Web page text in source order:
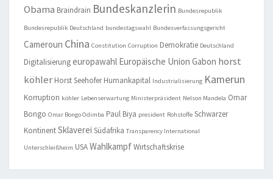
Obama Braindrain Bundeskanzlerin Bundesrepublik
Bundesrepublik Deutschland bundestagswahl Bundesverfassungsgericht
Cameroun China Constitution Corruption Demokratie Deutschland
Digitalisierungeuropawahl Europäische Union Gabon horst
köhler Horst Seehofer Humankapital Industrialisierung Kamerun
Korruption köhler Lebenserwartung Ministerpräsident Nelson Mandela Omar
Bongo Omar Bongo Odimba Paul Biya president Rohstoffe Schwarzer
KontinentSklaverei Südafrika Transparency International
Unterschleißheim USAWahlkampfWirtschaftskrise